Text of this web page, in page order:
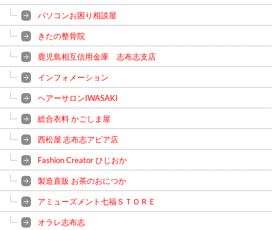
パソコンお困り相談屋
きたの整骨院
鹿児島相互信用金庫 志布志支店
インフォメーション
ヘアーサロンIWASAKI
総合衣料 かごしま屋
西松屋 志布志アピア店
Fashion Creator ひじおか
製造直販 お茶のおにつか
アミューズメント七福ＳＴＯＲＥ
オラレ志布志